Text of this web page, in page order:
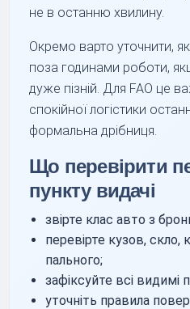
не в останню хвилину.
Окремо варто уточнити,
поза годинами роботи,
дуже пізній. Для FAO це
спокійної логістики
формальна дрібниця.
Що перевірити
пункту видачі
звірте клас авто з
перевірте кузов, скло,
пального;
зафіксуйте всі
уточніть правила